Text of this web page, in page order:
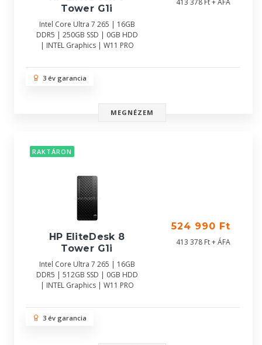
Tower G1i
Intel Core Ultra 7 265 | 16GB
DDR5 | 250GB SSD | 0GB HDD
| INTEL Graphics | W11 PRO
413 378 Ft + ÁFA
3 év garancia
MEGNÉZEM
RAKTÁRON
HP EliteDesk 8
Tower G1i
Intel Core Ultra 7 265 | 16GB
DDR5 | 512GB SSD | 0GB HDD
| INTEL Graphics | W11 PRO
524 990 Ft
413 378 Ft + ÁFA
3 év garancia